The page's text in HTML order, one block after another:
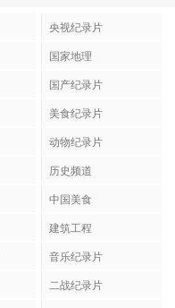
央视纪录片
国家地理
国产纪录片
美食纪录片
动物纪录片
历史频道
中国美食
建筑工程
音乐纪录片
二战纪录片